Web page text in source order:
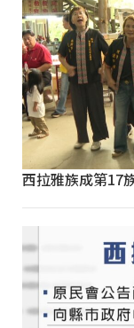
西拉雅族成第17